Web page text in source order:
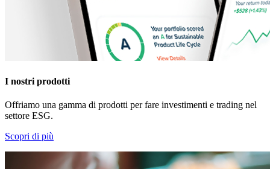
I nostri prodotti
Offriamo una gamma di prodotti per fare investimenti e trading nel
settore ESG.
Scopri di più